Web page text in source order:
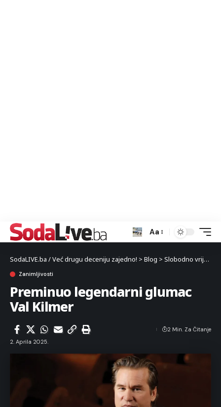
Aa
SodaLIVE.ba / Već drugu deceniju zajedno! > Blog > Slobodno vrijeme
Zanimljivosti
Preminuo legendarni glumac
Val Kilmer
2. Aprila 2025.
2 Min. Za Čitanje